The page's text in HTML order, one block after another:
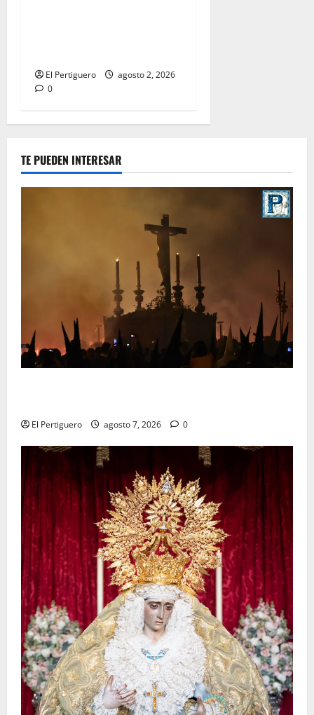
El Pertiguero
agosto 2, 2026
0
TE PUEDEN INTERESAR
El Pertiguero agosto 7, 2026 0